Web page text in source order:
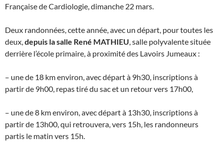
Française de Cardiologie, dimanche 22 mars.
Deux randonnées, cette année, avec un départ, pour toutes les
deux,depuis la salle René MATHIEU, salle polyvalente située
derrière l’école primaire, à proximité des Lavoirs Jumeaux :
– une de 18 km environ, avec départ à 9h30, inscriptions à
partir de 9h00, repas tiré du sac et un retour vers 17h00,
– une de 8 km environ, avec départ à 13h30, inscriptions à
partir de 13h00, qui retrouvera, vers 15h, les randonneurs
partis le matin vers 15h.